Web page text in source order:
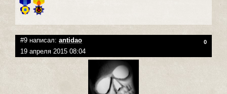
#9 написал: antidao 0
19 апреля 2015 08:04